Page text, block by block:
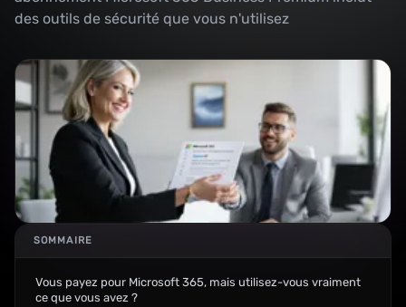
des outils de sécurité que vous n'utilisez
SOMMAIRE
Vous payez pour Microsoft 365, mais utilisez-vous vraiment
ce que vous avez ?